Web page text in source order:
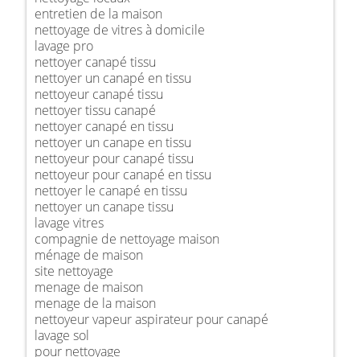
entretien de la maison
nettoyage de vitres à domicile
lavage pro
nettoyer canapé tissu
nettoyer un canapé en tissu
nettoyeur canapé tissu
nettoyer tissu canapé
nettoyer canapé en tissu
nettoyer un canape en tissu
nettoyeur pour canapé tissu
nettoyeur pour canapé en tissu
nettoyer le canapé en tissu
nettoyer un canape tissu
lavage vitres
compagnie de nettoyage maison
ménage de maison
site nettoyage
menage de maison
menage de la maison
nettoyeur vapeur aspirateur pour canapé
lavage sol
pour nettoyage